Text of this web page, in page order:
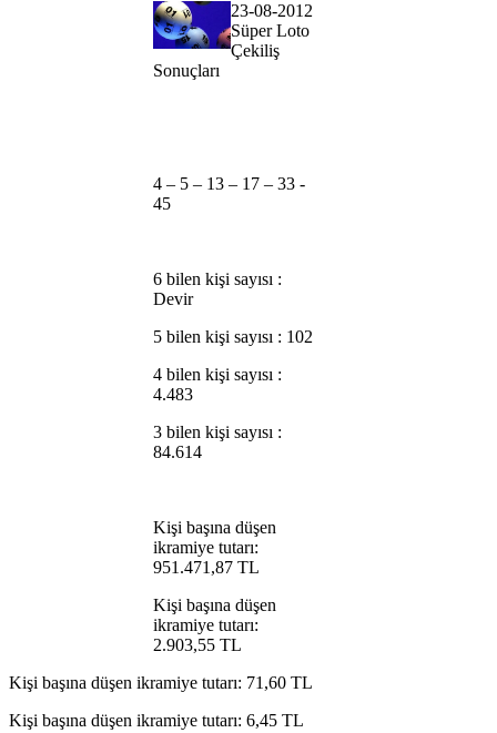
23-08-2012
Süper Loto
Çekiliş
Sonuçları
4 – 5 – 13 – 17 – 33 -
45
6 bilen kişi sayısı :
Devir
5 bilen kişi sayısı : 102
4 bilen kişi sayısı :
4.483
3 bilen kişi sayısı :
84.614
Kişi başına düşen
ikramiye tutarı:
951.471,87 TL
Kişi başına düşen
ikramiye tutarı:
2.903,55 TL
Kişi başına düşen ikramiye tutarı: 71,60 TL
Kişi başına düşen ikramiye tutarı: 6,45 TL